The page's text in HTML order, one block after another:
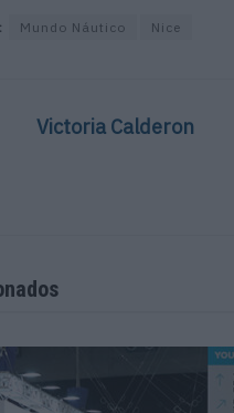
Mundo Náutico Nice
Victoria Calderon